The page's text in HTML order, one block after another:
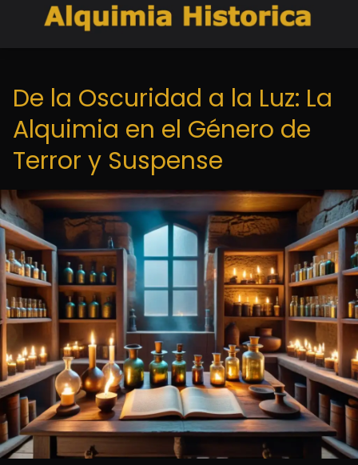
De la Oscuridad a la Luz: La
Alquimia en el Género de
Terror y Suspense